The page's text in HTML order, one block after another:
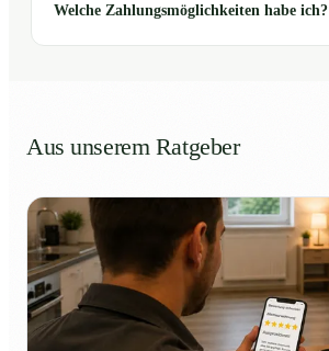
Welche Zahlungsmöglichkeiten habe ich?
Aus unserem Ratgeber